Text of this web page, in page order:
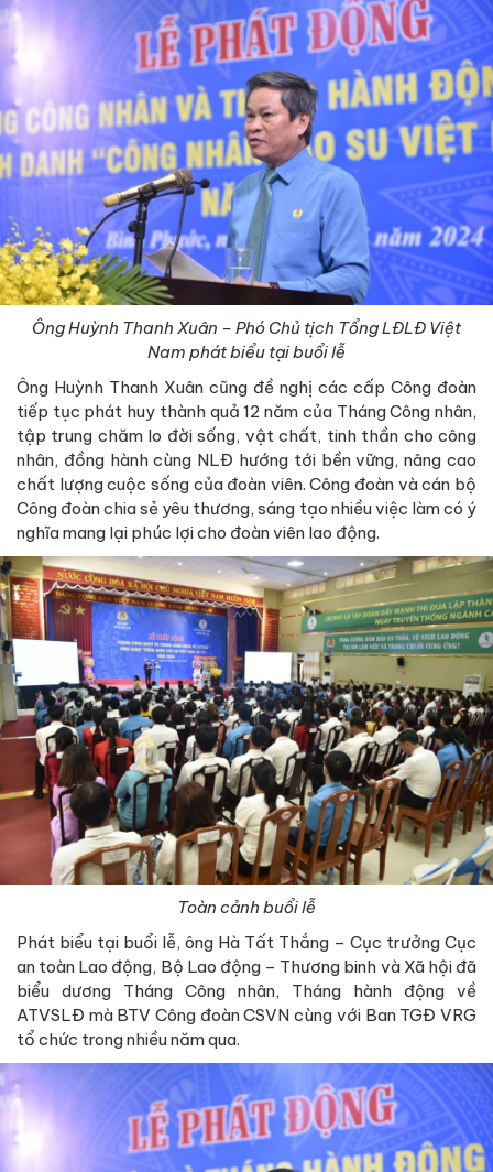
Ông Huỳnh Thanh Xuân – Phó Chủ tịch Tổng LĐLĐ Việt
Nam phát biểu tại buổi lễ
Ông Huỳnh Thanh Xuân cũng đề nghị các cấp Công đoàn
tiếp tục phát huy thành quả 12 năm của Tháng Công nhân,
tập trung chăm lo đời sống, vật chất, tinh thần cho công
nhân, đồng hành cùng NLĐ hướng tới bền vững, nâng cao
chất lượng cuộc sống của đoàn viên. Công đoàn và cán bộ
Công đoàn chia sẻ yêu thương, sáng tạo nhiều việc làm có ý
nghĩa mang lại phúc lợi cho đoàn viên lao động.
Toàn cảnh buổi lễ
Phát biểu tại buổi lễ, ông Hà Tất Thắng – Cục trưởng Cục
an toàn Lao động, Bộ Lao động – Thương binh và Xã hội đã
biểu dương Tháng Công nhân, Tháng hành động về
ATVSLĐ mà BTV Công đoàn CSVN cùng với Ban TGĐ VRG
tổ chức trong nhiều năm qua.